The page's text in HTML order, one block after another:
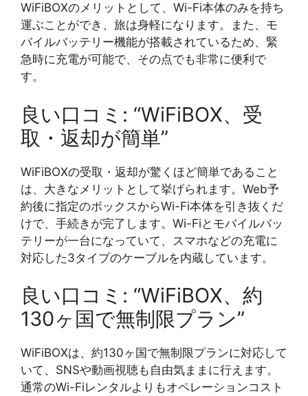
WiFiBOXのメリットとして、Wi-Fi本体のみを持ち
運ぶことができ、旅は身軽になります。また、モ
バイルバッテリー機能が搭載されているため、緊
急時に充電が可能で、その点でも非常に便利で
す。
良い口コミ: “WiFiBOX、受
取・返却が簡単”
WiFiBOXの受取・返却が驚くほど簡単であること
は、大きなメリットとして挙げられます。Web予
約後に指定のボックスからWi-Fi本体を引き抜くだ
けで、手続きが完了します。Wi-Fiとモバイルバッ
テリーが一台になっていて、スマホなどの充電に
対応した3タイプのケーブルを内蔵しています。
良い口コミ: “WiFiBOX、約
130ヶ国で無制限プラン”
WiFiBOXは、約130ヶ国で無制限プランに対応して
いて、SNSや動画視聴も自由気ままに行えます。
通常のWi-Fiレンタルよりもオペレーションコスト